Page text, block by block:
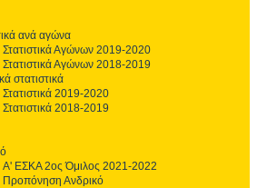
ανά αγώνα
Στατιστικά Αγώνων 2019-2020
Στατιστικά Αγώνων 2018-2019
στατιστικά
Στατιστικά 2019-2020
Στατιστικά 2018-2019
Α' ΕΣΚΑ 2ος Όμιλος 2021-2022
Προπόνηση Ανδρικό